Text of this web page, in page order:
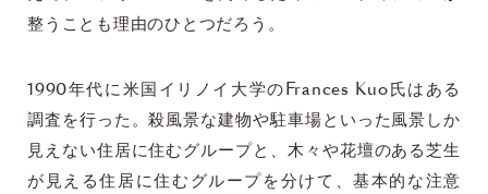
整うことも理由のひとつだろう。
1990年代に米国イリノイ大学のFrances Kuo氏はある
調査を行った。殺風景な建物や駐車場といった風景しか
見えない住居に住むグループと、木々や花壇のある芝生
が見える住居に住むグループを分けて、基本的な注意